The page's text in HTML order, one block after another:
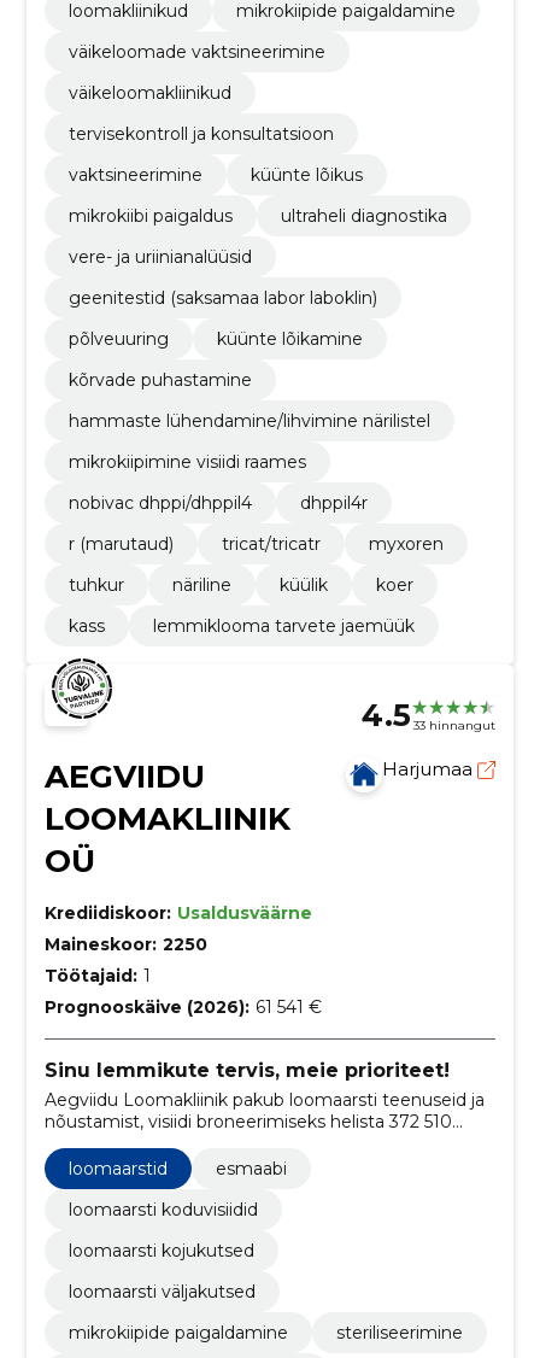
loomakliinikud
mikrokiipide paigaldamine
väikeloomade vaktsineerimine
väikeloomakliinikud
tervisekontroll ja konsultatsioon
vaktsineerimine
küünte lõikus
mikrokiibi paigaldus
ultraheli diagnostika
vere- ja uriinianalüüsid
geenitestid (saksamaa labor laboklin)
põlveuuring
küünte lõikamine
kõrvade puhastamine
hammaste lühendamine/lihvimine närilistel
mikrokiipimine visiidi raames
nobivac dhppi/dhppil4
dhppil4r
r (marutaud)
tricat/tricatr
myxoren
tuhkur
näriline küülik
koer
kass
lemmiklooma tarvete jaemüük
4.5 33 hinnangut
AEGVIIDU
LOOMAKLIINIK
OÜ
Harjumaa
Krediidiskoor: Usaldusväärne
Maineskoor: 2250
Töötajaid: 1
Prognooskäive (2026): 61 541 €
Sinu lemmikute tervis, meie prioriteet!
Aegviidu Loomakliinik pakub loomaarsti teenuseid ja
nõustamist, visiidi broneerimiseks helista 372 510
5973. Konsulteerime lemmiklooma võtmisega
seotud teemadel ja nõustame lemmiklooma leinaga
toimetulekuks.
loomaarstid
esmaabi
loomaarsti koduvisiidid
loomaarsti kojukutsed
loomaarsti väljakutsed
mikrokiipide paigaldamine
steriliseerimine